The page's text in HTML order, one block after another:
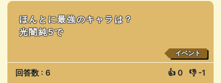
ほんとに最強のキャラは？
光闇純5で
イベント
回答数 : 6 👍 0 👎 -1